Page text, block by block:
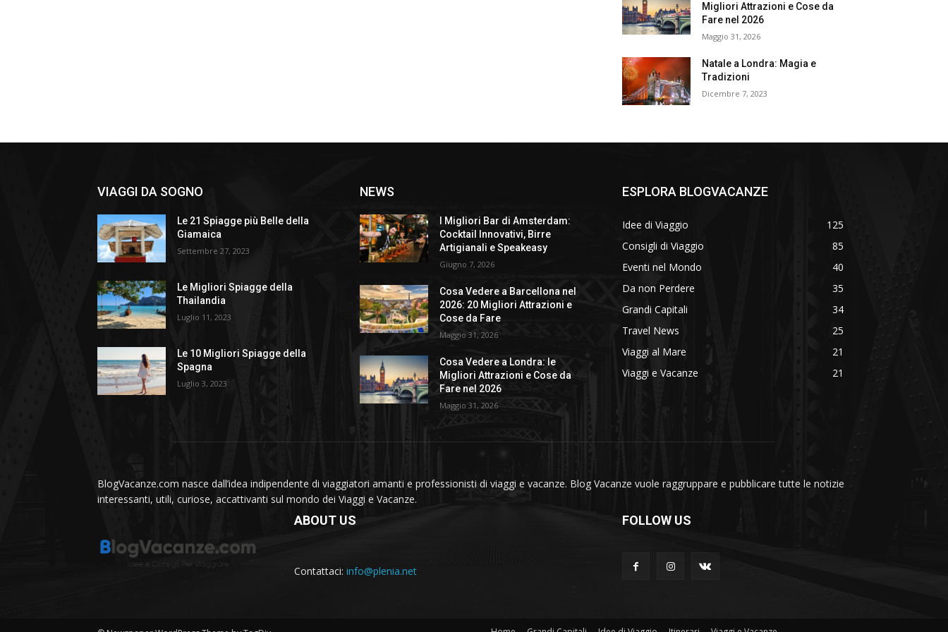
Migliori Attrazioni e Cose da
Fare nel 2026
Maggio 31, 2026
Natale a Londra: Magia e
Tradizioni
Dicembre 7, 2023
VIAGGI DA SOGNO
Le 21 Spiagge più Belle della
Giamaica
Settembre 27, 2023
Le Migliori Spiagge della
Thailandia
Luglio 11, 2023
Le 10 Migliori Spiagge della
Spagna
Luglio 3, 2023
NEWS
I Migliori Bar di Amsterdam:
Cocktail Innovativi, Birre
Artigianali e Speakeasy
Giugno 7, 2026
Cosa Vedere a Barcellona nel
2026: 20 Migliori Attrazioni e
Cose da Fare
Maggio 31, 2026
Cosa Vedere a Londra: le
Migliori Attrazioni e Cose da
Fare nel 2026
Maggio 31, 2026
ESPLORA BLOGVACANZE
Idee di Viaggio
125
Consigli di Viaggio
85
Eventi nel Mondo
40
Da non Perdere
35
Grandi Capitali
34
Travel News
25
Viaggi al Mare
21
Viaggi e Vacanze
21
BlogVacanze.com nasce dall’idea indipendente di viaggiatori amanti e professionisti di viaggi e vacanze. Blog Vacanze vuole raggruppare e pubblicare tutte le notizie
interessanti, utili, curiose, accattivanti sul mondo dei Viaggi e Vacanze.
ABOUT US
Contattaci: info@plenia.net
FOLLOW US